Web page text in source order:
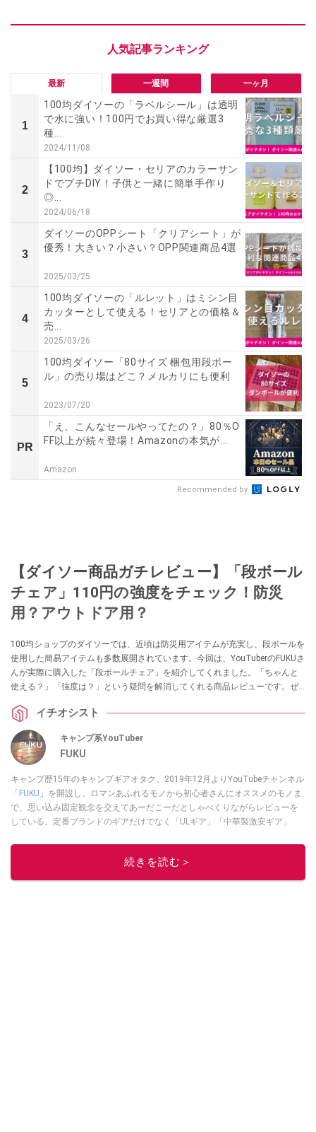
最新 一週間 一ヶ月
1
100均ダイソーの「ラベルシール」は透明
で水に強い！100円でお買い得な厳選3
種...
2024/11/08
2
【100均】ダイソー・セリアのカラーサン
ドでプチDIY！子供と一緒に簡単手作り
◎...
2024/06/18
3
ダイソーのOPPシート「クリアシート」が
優秀！大きい？小さい？OPP関連商品4選
2025/03/25
4
100均ダイソーの「ルレット」はミシン目
カッターとして使える！セリアとの価格＆
売...
2025/03/26
5
100均ダイソー「80サイズ 梱包用段ボー
ル」の売り場はどこ？メルカリにも便利
2023/07/20
PR
「え、こんなセールやってたの？」80％O
FF以上が続々登場！Amazonの本気が...
Amazon
Recommended by
【ダイソー商品ガチレビュー】「段ボール
チェア」110円の強度をチェック！防災
用？アウトドア用？
100均ショップのダイソーでは、近頃は防災用アイテムが充実し、段ボールを
使用した簡易アイテムも多数展開されています。今回は、YouTuberのFUKUさ
んが実際に購入した「段ボールチェア」を紹介してくれました。「ちゃんと
使える？」「強度は？」という疑問を解消してくれる商品レビューです。ぜ
イチオシスト
キャンプ系YouTuber
FUKU
キャンプ歴15年のキャンプギアオタク。2019年12月よりYouTubeチャンネル
「FUKU 」を開設し、ロマンあふれるモノから初心者さんにオススメのモノま
で、思い込み固定観念を交えてあーだこーだとしゃべくりながらレビューを
している。定番ブランドのギアだけでなく「ULギア」「中華製激安ギア」
このイチオシストの他の記事を読む
続きを読む＞